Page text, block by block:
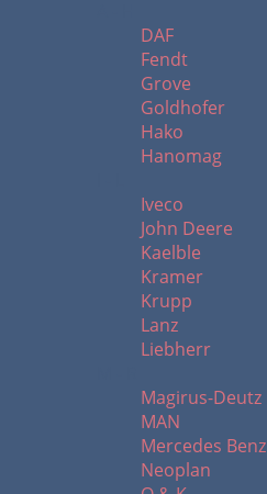
DAF
Fendt
Grove
Goldhofer
Hako
Hanomag
Iveco
John Deere
Kaelble
Kramer
Krupp
Lanz
Liebherr
Magirus-Deutz
MAN
Mercedes Benz
Neoplan